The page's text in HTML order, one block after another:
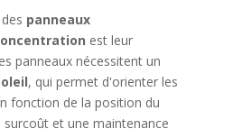
panneaux
est leur
panneaux nécessitent un
, qui permet d'orienter les
fonction de la position du
surcoût et une maintenance